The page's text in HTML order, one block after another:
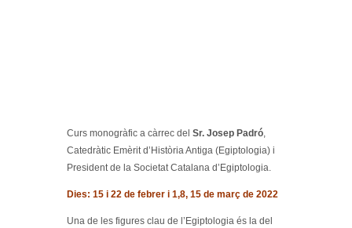
Curs monogràfic a càrrec del Sr. Josep Padró,
Catedràtic Emèrit d’Història Antiga (Egiptologia) i
President de la Societat Catalana d’Egiptologia.
Dies: 15 i 22 de febrer i 1,8, 15 de març de 2022
Una de les figures clau de l’Egiptologia és la del